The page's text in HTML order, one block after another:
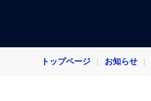
トップページ お知らせ